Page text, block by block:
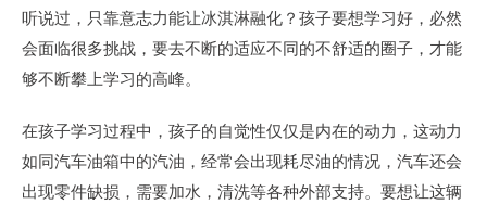
听说过，只靠意志力能让冰淇淋融化？孩子要想学习好，必然
会面临很多挑战，要去不断的适应不同的不舒适的圈子，才能
够不断攀上学习的高峰。
在孩子学习过程中，孩子的自觉性仅仅是内在的动力，这动力
如同汽车油箱中的汽油，经常会出现耗尽油的情况，汽车还会
出现零件缺损，需要加水，清洗等各种外部支持。要想让这辆